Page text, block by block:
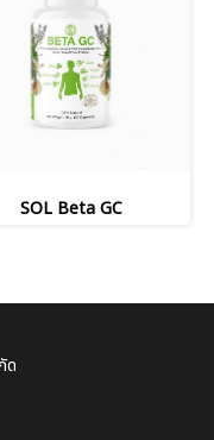
SOL Beta GC
ด